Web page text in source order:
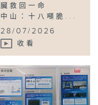
臟救回一命
中山：十八噸脆...
28/07/2026
收看